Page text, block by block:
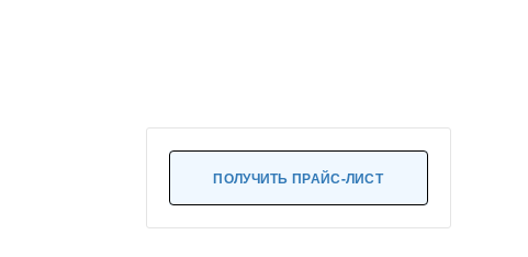
ПОЛУЧИТЬ ПРАЙС-ЛИСТ